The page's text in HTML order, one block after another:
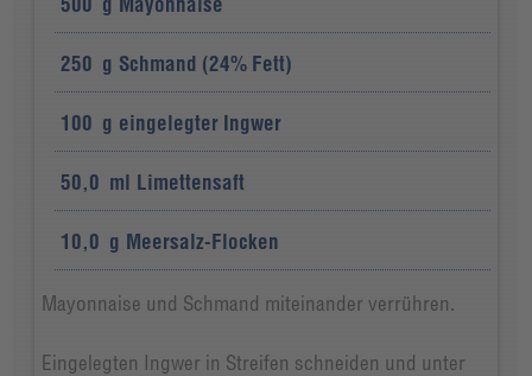
250 g Schmand (24% Fett)
100 g eingelegter Ingwer
50,0 ml Limettensaft
10,0 g Meersalz-Flocken
Mayonnaise und Schmand miteinander verrühren.
Eingelegten Ingwer in Streifen schneiden und unter